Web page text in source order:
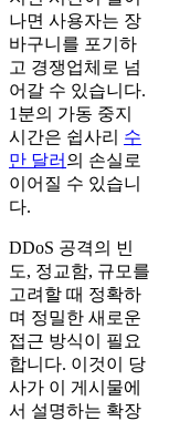
나면 사용자는 장
바구니를 포기하
고 경쟁업체로 넘
어갈 수 있습니다.
1분의 가동 중지
시간은 쉽사리 수
만 달러 의 손실로
이어질 수 있습니
다.
DDoS 공격의 빈
도, 정교함, 규모를
고려할 때 정확하
며 정밀한 새로운
접근 방식이 필요
합니다. 이것이 당
사가 이 게시물에
서 설명하는 확장